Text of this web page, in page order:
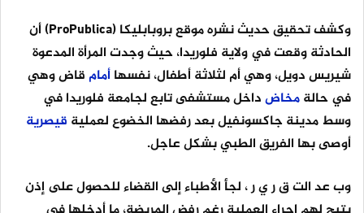
وكشف تحقيق حديث نشره موقع بروبابليكا (ProPublica) أن
الحادثة وقعت في ولاية فلوريدا، حيث وجدت المرأة المدعوة
شيريس دويل، وهي أم لثلاثة أطفال، نفسهاأمام قاض وهي
في حالةمخاضداخل مستشفى تابع لجامعة فلوريدا في
وسط مدينة جاكسونفيل بعد رفضها الخضوع لعملية قيصرية
أوصى بها الفريق الطبي بشكل عاجل.
وب عد الت ق ر ي ر ، لجأ الأطباء إلى القضاء للحصول على إذن